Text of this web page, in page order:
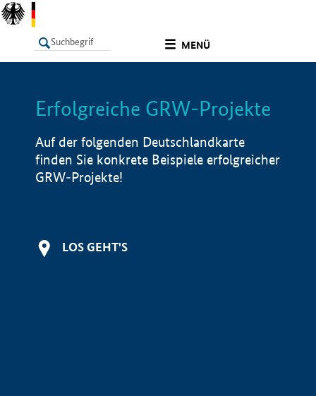
MENÜ
LISTE Info
Erfolgreiche GRW-Projekte
Auf der folgenden Deutschlandkarte
finden Sie konkrete Beispiele erfolgreicher
GRW-Projekte!
LOS GEHT'S